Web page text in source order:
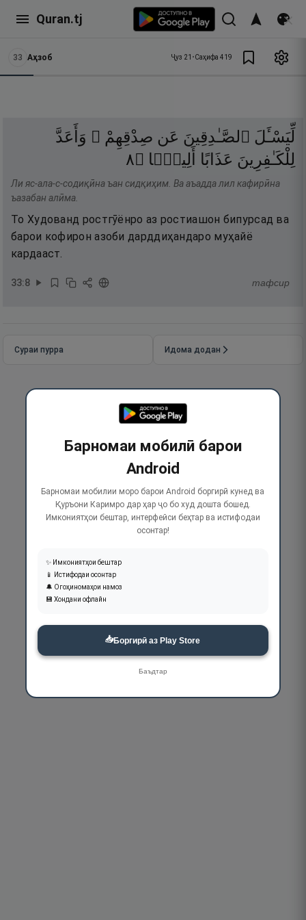
Quran.tj
33 Аҳзоб Ҷуз 21 •Саҳифа 419
لِّيَسْـَٔلَ ٱلصَّـٰدِقِينَ عَن صِدْقِهِمْ ۚ وَأَعَدَّ
لِلْكَـٰفِرِينَ عَذَابًا أَلِيمًۭا ۝٨
Ли яс-ала-с-содиқӣна ъан сидқиҳим. Ва аъадда лил кафирӣна
ъазабан алӣма.
То Худованд ростгӯёнро аз ростиашон бипурсад ва
барои кофирон азоби дарддиҳандаро муҳайё
кардааст.
33:8 тафсир
Сураи пурра Идома додан
Барномаи мобилӣ барои
Android
Барномаи мобилии моро барои Android боргирӣ кунед ва
Қуръони Каримро дар ҳар ҷо бо худ дошта бошед.
Имкониятҳои бештар, интерфейси беҳтар ва истифодаи
осонтар!
✨ Имкониятҳои бештар
📱 Истифодаи осонтар
🔔 Огоҳиномаҳои намоз
💾 Хондани офлайн
📥Боргирӣ аз Play Store
Баъдтар